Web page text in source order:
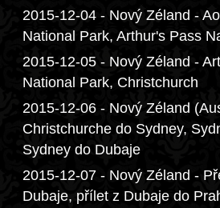
2015-12-04 - Nový Zéland -
National Park, Arthur's Pass
2015-12-05 - Nový Zéland -
National Park, Christchurch
2015-12-06 - Nový Zéland
Christchurche do Sydney,
Sydney do Dubaje
2015-12-07 - Nový Zéland -
Dubaje, přílet z Dubaje do